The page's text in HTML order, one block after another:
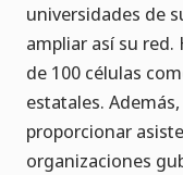
universidades de
ampliar así su red.
de 100 células
estatales.
proporcionar
organizaciones